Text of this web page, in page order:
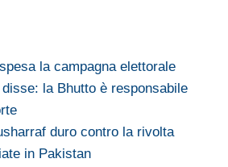
la campagna elettorale
la Bhutto è responsabile
duro contro la rivolta
in Pakistan